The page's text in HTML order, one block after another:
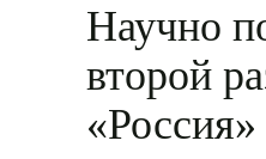
Научно
второй